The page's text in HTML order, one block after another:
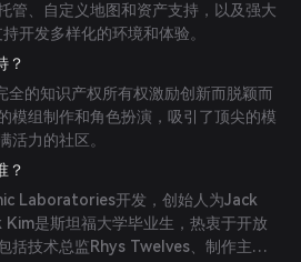
管、自定义地图和资产支持，以及强大
开发多样化的环境和体验。
？
全的知识产权所有权激励创新而脱颖而
模组制作和角色扮演，吸引了顶尖的模
活力的社区。
？
Laboratories开发，创始人为Jack
是斯坦福大学毕业生，热衷于开放
括技术总监Rhys Twelves、制作主管